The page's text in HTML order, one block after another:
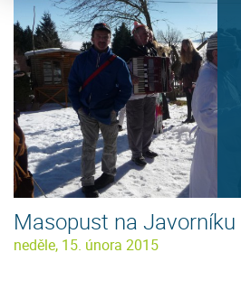
Masopust na Javorníku
neděle, 15. února 2015